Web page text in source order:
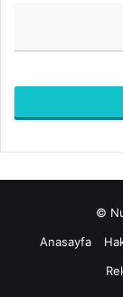
a
©
Anasayfa